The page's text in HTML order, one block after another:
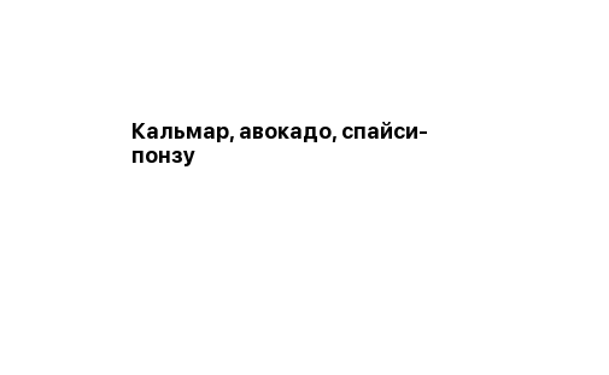
Кальмар, авокадо, спайси-
понзу